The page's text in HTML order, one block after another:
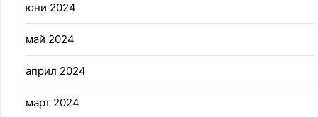
юни 2024
май 2024
април 2024
март 2024